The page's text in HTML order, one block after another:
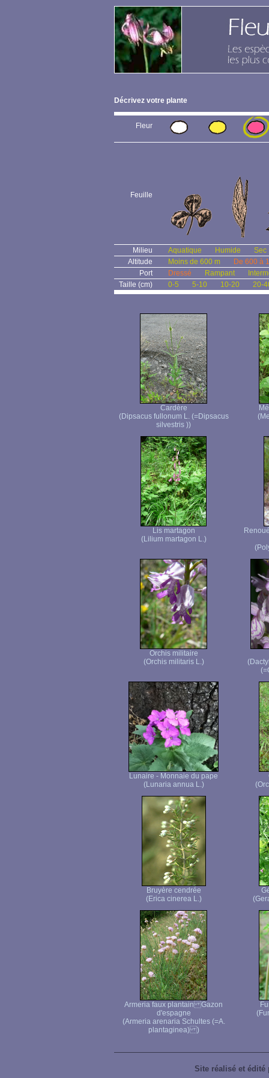
Décrivez votre plante
Fleur
Feuille
Milieu Aquatique Humide
Sec
Altitude
Moins de 600 m
De 600 à
Port
Dressé Rampant
Taille (cm)
0-5 5-10 10-20 20-
Cardère
(Dipsacus fullonum L. (=Dipsacus
silvestris ))
Lis martagon
(Lilium martagon L.)
Orchis militaire
(Orchis militaris L.)
Lunaire - Monnaie du pape
(Lunaria annua L.)
Bruyère cendrée
(Erica cinerea L.)
Armeria faux plantain Gazon
d'espagne
(Armeria arenaria Schultes (=A.
plantaginea) )
Site réalisé et édité